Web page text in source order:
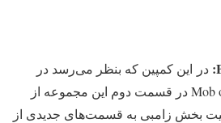
در این کمپین که بنظر می‌رسد در
ادامه‌ی بخش Mob of the Dead در قسمت دوم این مجموعه از
بخش زامبی به قسمت‌های جدیدی از